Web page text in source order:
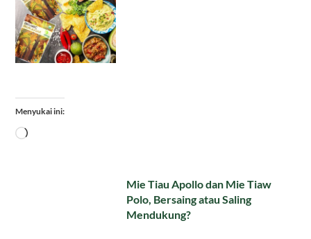
Menyukai ini:
Memuat...
Mie Tiau Apollo dan Mie Tiaw
Polo, Bersaing atau Saling
Mendukung?